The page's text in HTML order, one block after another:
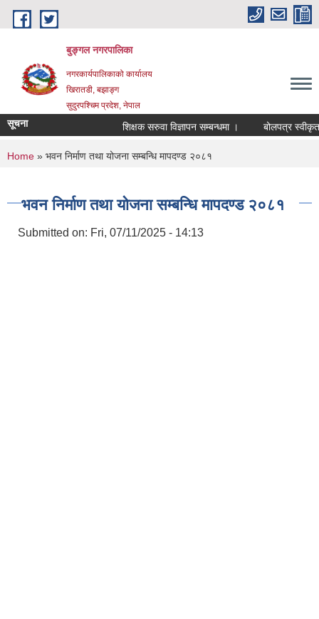
Skip to main content
बुङ्गल नगरपालिका
नगरकार्यपालिकाको कार्यालय
खिरातडी, बझाङ्ग
सुदुरपश्चिम प्रदेश, नेपाल
सूचना शिक्षक सरुवा विज्ञापन सम्बन्धमा । बोलपत्र स्वीकृत
You are here
Home » भवन निर्माण तथा योजना सम्बन्धि मापदण्ड २०८१
भवन निर्माण तथा योजना सम्बन्धि मापदण्ड २०८१
Submitted on: Fri, 07/11/2025 - 14:13